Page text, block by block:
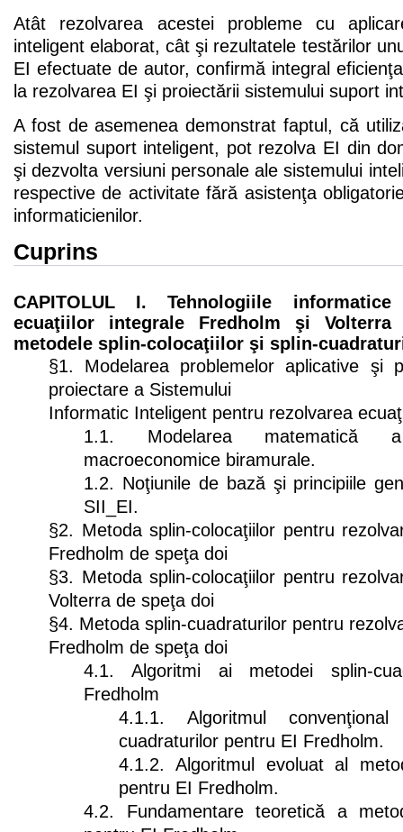
Atât rezolvarea acestei probleme cu
inteligent elaborat, cât şi rezultatele testărilor
EI efectuate de autor, confirmă integral
la rezolvarea EI şi proiectării sistemului suport
A fost de asemenea demonstrat faptul, că
sistemul suport inteligent, pot rezolva EI din
şi dezvolta versiuni personale ale sistemului
respective de activitate fără asistenţa
informaticienilor.
Cuprins
CAPITOLUL I. Tehnologiile
ecuaţiilor integrale Fredholm şi
metodele splin-colocaţiilor şi splin-
§1. Modelarea problemelor aplicative şi
proiectare a Sistemului
Informatic Inteligent pentru rezolvarea
1.1. Modelarea matematică
macroeconomice biramurale.
1.2. Noţiunile de bază şi principiile
SII_EI.
§2. Metoda splin-colocaţiilor pentru
Fredholm de speţa doi
§3. Metoda splin-colocaţiilor pentru
Volterra de speţa doi
§4. Metoda splin-cuadraturilor pentru
Fredholm de speţa doi
4.1. Algoritmi ai metodei splin-
Fredholm
4.1.1. Algoritmul
cuadraturilor pentru EI Fredholm.
4.1.2. Algoritmul evoluat al
pentru EI Fredholm.
4.2. Fundamentare teoretică a